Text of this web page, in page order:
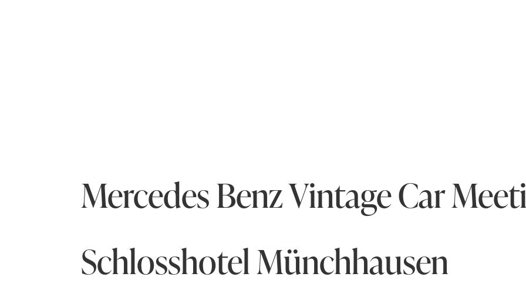
Mercedes Benz Vintage Car
Schlosshotel Münchhausen